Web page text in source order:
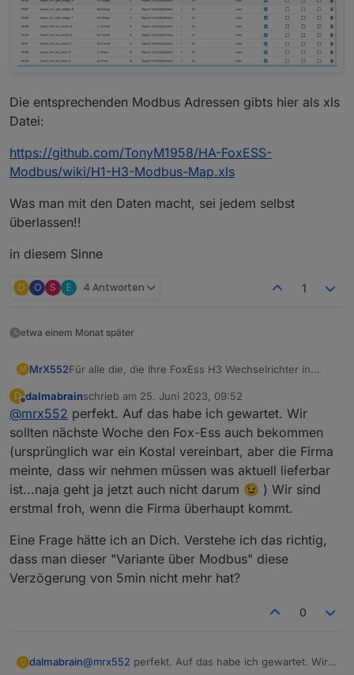
Die entsprechenden Modbus Adressen gibts hier als xls
Datei:
https://github.com/TonyM1958/HA-FoxESS-
Modbus/wiki/H1-H3-Modbus-Map.xls
Was man mit den Daten macht, sei jedem selbst
überlassen!!
in diesem Sinne
D O S E 4 Antworten 1
etwa einem Monat später
M MrX552Für alle die, die Ihre FoxEss H3 Wechselrichter in
Versuchen läuft es nun. Angeschlossen ist ein FoxEss
H3-12.0E mit 1x ECM2900 und 2x ECS2900.
Die FoxEss Cloud und / oder FoxEss App ist ja doch
recht langsam mit 5min Updatezeiten!!!
Benötigt wird:
1x Elfin EW11 RS485 ->Wifi Adapter (wie es mit
anderen funktioniert, weiß ich nicht, habe nur diesen)
1x Kabel (für kurze Wege reicht ein Stück
Lautsprecherkabel)
Der Anschluß erfolgt an die Pins 1 und 2 des
RS485 Steckers, Pin 3 und 4 sollten belegt sein
und die Verbindung zur DTSU666 sein.
eigene WLAN einrichten, anschließend den Elfin
D
Offline
dalmabrainschrieb am 25. Juni 2023, 09:52
zuletzt editiert von
@mrx552 perfekt. Auf das habe ich gewartet. Wir
sollten nächste Woche den Fox-Ess auch bekommen
(ursprünglich war ein Kostal vereinbart, aber die Firma
meinte, dass wir nehmen müssen was aktuell lieferbar
ist...naja geht ja jetzt auch nicht darum 😉 ) Wir sind
erstmal froh, wenn die Firma überhaupt kommt.
Eine Frage hätte ich an Dich. Verstehe ich das richtig,
dass man dieser "Variante über Modbus" diese
Verzögerung von 5min nicht mehr hat?
0
D dalmabrain@mrx552 perfekt. Auf das habe ich gewartet. Wir